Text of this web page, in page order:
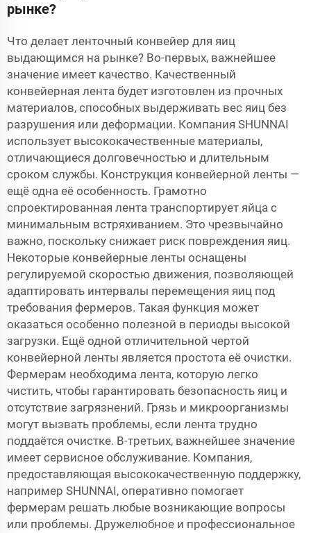
рынке?
Что делает ленточный конвейер для яиц
выдающимся на рынке? Во-первых, важнейшее
значение имеет качество. Качественный
конвейерная лента будет изготовлен из прочных
материалов, способных выдерживать вес яиц без
разрушения или деформации. Компания SHUNNAI
использует высококачественные материалы,
отличающиеся долговечностью и длительным
сроком службы. Конструкция конвейерной ленты —
ещё одна её особенность. Грамотно
спроектированная лента транспортирует яйца с
минимальным встряхиванием. Это чрезвычайно
важно, поскольку снижает риск повреждения яиц.
Некоторые конвейерные ленты оснащены
регулируемой скоростью движения, позволяющей
адаптировать интервалы перемещения яиц под
требования фермеров. Такая функция может
оказаться особенно полезной в периоды высокой
загрузки. Ещё одной отличительной чертой
конвейерной ленты является простота её очистки.
Фермерам необходима лента, которую легко
чистить, чтобы гарантировать безопасность яиц и
отсутствие загрязнений. Грязь и микроорганизмы
могут вызвать проблемы, если лента трудно
поддаётся очистке. В-третьих, важнейшее значение
имеет сервисное обслуживание. Компания,
предоставляющая высококачественную поддержку,
например SHUNNAI, оперативно помогает
фермерам решать любые возникающие вопросы
или проблемы. Дружелюбное и профессиональное